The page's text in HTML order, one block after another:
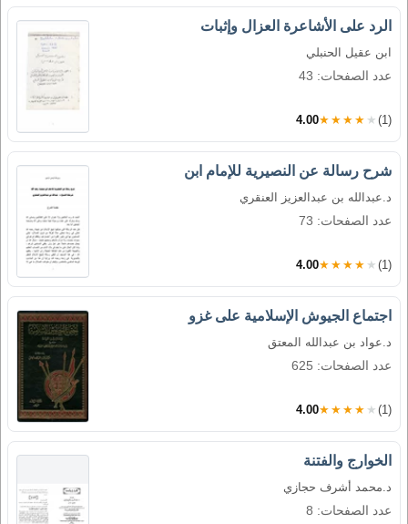
الرد على الأشاعرة العزال وإثبات
ابن عقيل الحنبلي
عدد الصفحات: 43
4.00★★★★★ (1)
شرح رسالة عن النصيرية للإمام ابن
د.عبدالله بن عبدالعزيز العنقري
عدد الصفحات: 73
4.00★★★★★ (1)
اجتماع الجيوش الإسلامية على غزو
د.عواد بن عبدالله المعتق
عدد الصفحات: 625
4.00★★★★★ (1)
الخوارج والفتنة
د.محمد أشرف حجازي
عدد الصفحات: 8